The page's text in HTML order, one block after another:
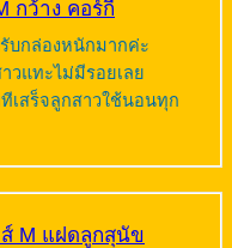
กว้าง คอร์กี้
บกล่องหนักมากค่ะ
วแทะไม่มีรอยเลย
เสร็จลูกสาวใช้นอนทุก
M แฝดลูกสุนัข